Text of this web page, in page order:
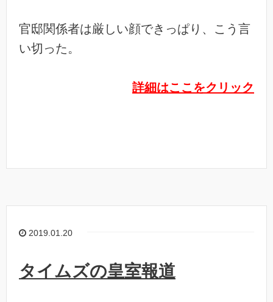
官邸関係者は厳しい顔できっぱり、こう言
い切った。
詳細はここをクリック
2019.01.20
タイムズの皇室報道